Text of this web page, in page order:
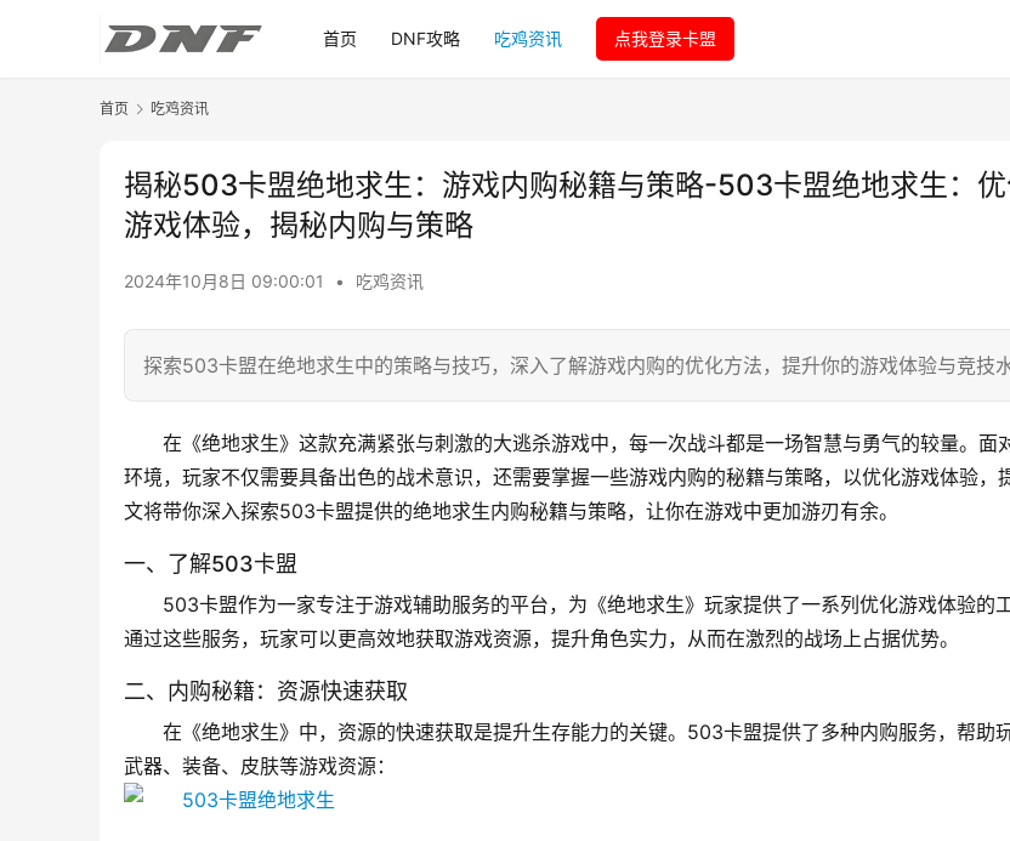
首页 DNF攻略 吃鸡资讯 点我登录卡盟
首页 吃鸡资讯
揭秘503卡盟绝地求生：游戏内购秘籍与策略-503卡盟绝地求生：
游戏体验，揭秘内购与策略
2024年10月8日 09:00:01 • 吃鸡资讯
探索503卡盟在绝地求生中的策略与技巧，深入了解游戏内购的优化方法，提升你的游戏体验与竞技水
在《绝地求生》这款充满紧张与刺激的大逃杀游戏中，每一次战斗都是一场智慧与勇气的较量。面
环境，玩家不仅需要具备出色的战术意识，还需要掌握一些游戏内购的秘籍与策略，以优化游戏体验，
文将带你深入探索503卡盟提供的绝地求生内购秘籍与策略，让你在游戏中更加游刃有余。
一、了解503卡盟
503卡盟作为一家专注于游戏辅助服务的平台，为《绝地求生》玩家提供了一系列优化游戏体验的工
通过这些服务，玩家可以更高效地获取游戏资源，提升角色实力，从而在激烈的战场上占据优势。
二、内购秘籍：资源快速获取
在《绝地求生》中，资源的快速获取是提升生存能力的关键。503卡盟提供了多种内购服务，帮助
武器、装备、皮肤等游戏资源：